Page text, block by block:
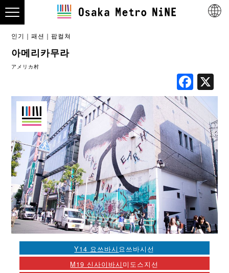
인기 패션 팝컬쳐
아메리카무라
アメリカ村
Y14 요쓰바시 요쓰바시선
M19 신사이바시 미도스지선